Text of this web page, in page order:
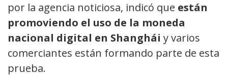
por la agencia noticiosa, indicó que están
promoviendo el uso de la moneda
nacional digital en Shanghái y varios
comerciantes están formando parte de esta
prueba.